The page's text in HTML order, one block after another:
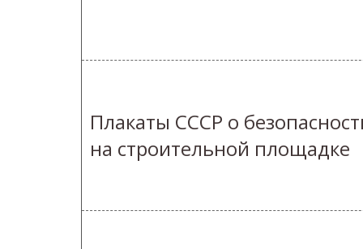
Плакаты СССР о
на строительной площадке